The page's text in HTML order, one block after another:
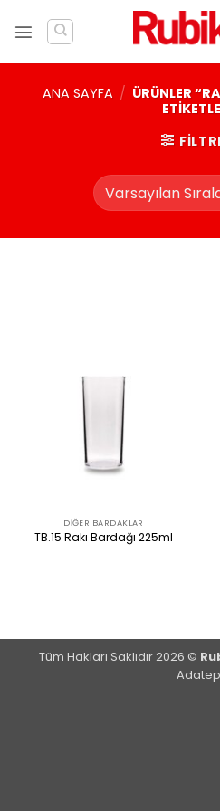
atla
ANA SAYFA / ÜRÜNLER
DIĞER BARDAKLAR
TB.15 Rakı Bardağı 225ml
Tüm Hakları Saklıdır 2026 ©